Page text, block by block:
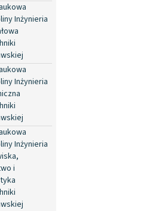
Inżynieria
Inżynieria
Inżynieria
i